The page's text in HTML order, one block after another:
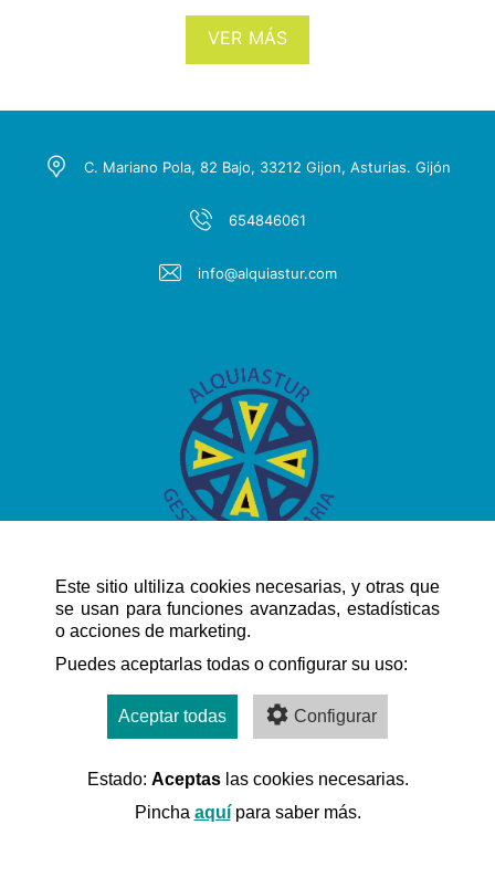
Este sitio ultiliza cookies necesarias, y otras que
se usan para funciones avanzadas, estadísticas
o acciones de marketing.
Puedes aceptarlas todas o configurar su uso:
Aceptar todas Configurar
Estado: Aceptaslas cookies necesarias.
Pincha aquípara saber más.
A 20-25 minutos de Gijón y Avilés
A unos 30 minutos del Aeropuerto de Asturias
VER MÁS
C. Mariano Pola, 82 Bajo, 33212 Gijon, Asturias. Gijón
654846061
info@alquiastur.com
NAVEGACIÓN RÁPIDA
Desarrollado por: